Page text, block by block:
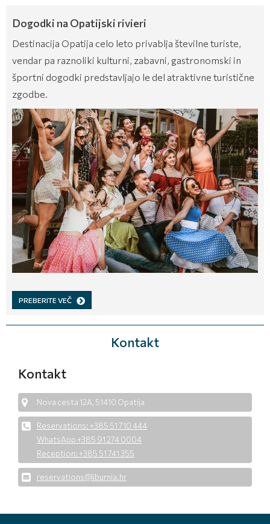
Dogodki na Opatijski rivieri
Destinacija Opatija celo leto privablja številne turiste,
vendar pa raznoliki kulturni, zabavni, gastronomski in
športni dogodki predstavljajo le del atraktivne turistične
zgodbe.
PREBERITE VEČ
Kontakt
Kontakt
Nova cesta 12A, 51410 Opatija
Reservations: +385 51 710 444
WhatsApp +385 91 274 0004
Reception: +385 51 741 355
reservations@liburnia.hr